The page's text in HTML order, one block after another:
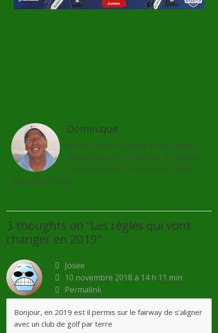
Dominique
64 ans, retraité, golfeur assidu, ancien
fonctionnaire, ex-tennisman, ex-cordeur
professionnel de raquettes de tennis,
grand-père 4 fois.
3 thoughts on “Les règles qui vont
changer en 2019”
Josee
10 novembre 2018 à 14 h 11 min
Permalink
Bonjour, en 2019 est il permis sur le fairway de s’aligner
avec un club de golf par terre